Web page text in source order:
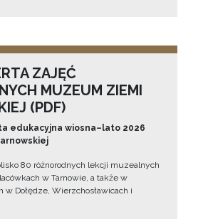
ZAJĘĆ
MUZEUM ZIEMI
(PDF)
edukacyjna wiosna–lato 2026
80 różnorodnych lekcji muzealnych
w Tarnowie, a także w
w Dołędze, Wierzchosławicach i